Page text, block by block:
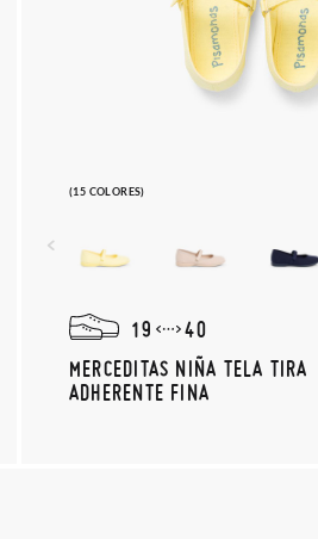
(15 COLORES)
19
40
MERCEDITAS NIÑA TELA TIRA
ADHERENTE FINA